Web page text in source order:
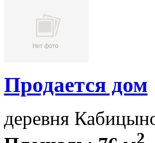
Продается дом
деревня
2